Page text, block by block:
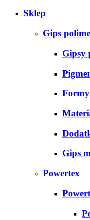
Sklep
Gips
Gipsy
Gips
Powertex